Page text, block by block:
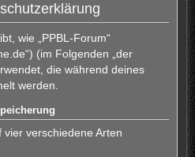
wie „PPBL-Forum“
(im Folgenden „der
die während deines
werden.
verschiedene Arten